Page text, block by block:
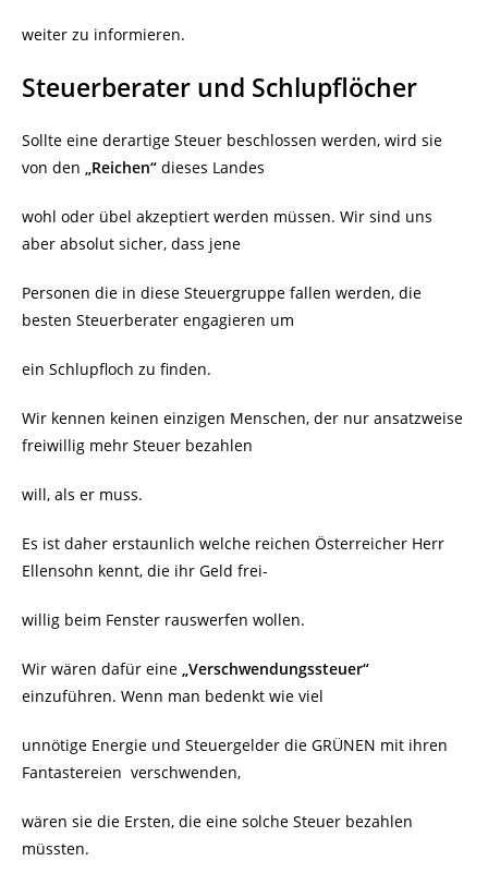
weiter zu informieren.
Steuerberater und Schlupflöcher
Sollte eine derartige Steuer beschlossen werden, wird sie
von den „Reichen“ dieses Landes
wohl oder übel akzeptiert werden müssen. Wir sind uns
aber absolut sicher, dass jene
Personen die in diese Steuergruppe fallen werden, die
besten Steuerberater engagieren um
ein Schlupfloch zu finden.
Wir kennen keinen einzigen Menschen, der nur ansatzweise
freiwillig mehr Steuer bezahlen
will, als er muss.
Es ist daher erstaunlich welche reichen Österreicher Herr
Ellensohn kennt, die ihr Geld frei-
willig beim Fenster rauswerfen wollen.
Wir wären dafür eine „Verschwendungssteuer“
einzuführen. Wenn man bedenkt wie viel
unnötige Energie und Steuergelder die GRÜNEN mit ihren
Fantastereien verschwenden,
wären sie die Ersten, die eine solche Steuer bezahlen
müssten.